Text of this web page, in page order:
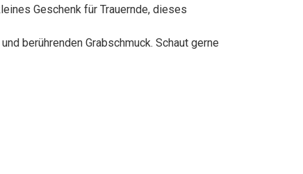
Geschenk für Trauernde, dieses
berührenden Grabschmuck. Schaut gerne